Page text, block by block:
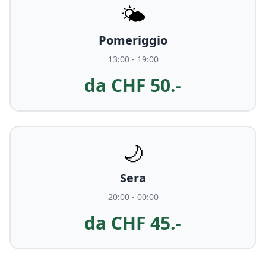
🌤️
Pomeriggio
13:00 - 19:00
da CHF 50.-
🌙
Sera
20:00 - 00:00
da CHF 45.-